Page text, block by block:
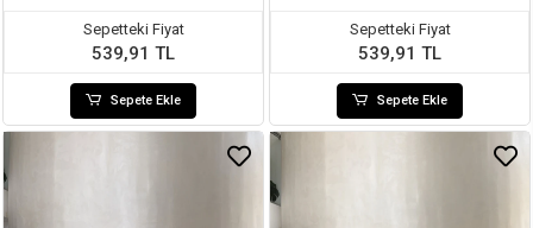
Sepetteki Fiyat
539,91 TL
Sepete Ekle
Sepetteki Fiyat
539,91 TL
Sepete Ekle